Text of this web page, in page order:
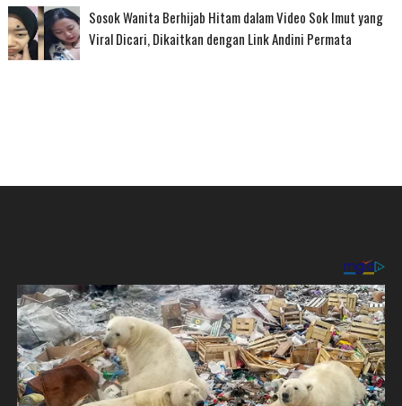
Sosok Wanita Berhijab Hitam dalam Video Sok Imut yang
Viral Dicari, Dikaitkan dengan Link Andini Permata